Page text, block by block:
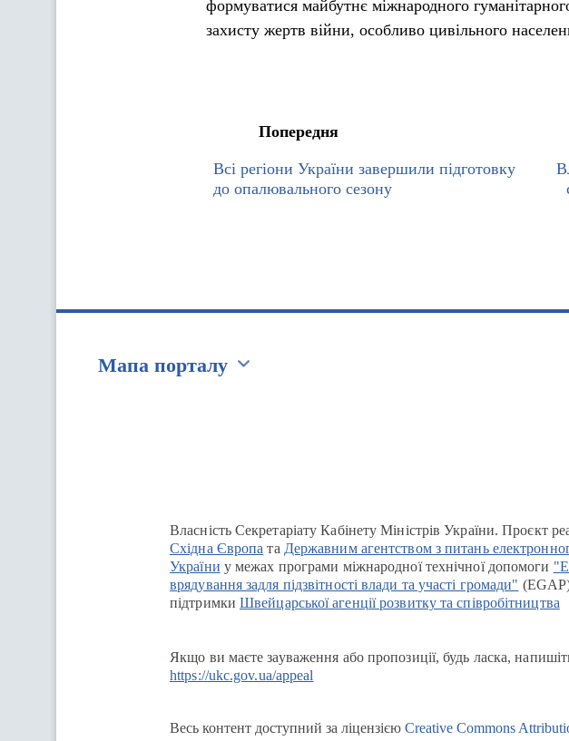
формуватися майбутнє міжнародного
захисту жертв війни, особливо цивільного
Попередня
Всі регіони України завершили підготовку
до опалювального сезону
Мапа порталу
Власність Секретаріату Кабінету Міністрів України. Проєкт
Східна Європа та Державним агентством з питань
України у межах програми міжнародної технічної допомоги
врядування задля підзвітності влади та участі громади"
підтримки Швейцарської агенції розвитку та співробітництва
Якщо ви маєте зауваження або пропозиції, будь ласка,
https://ukc.gov.ua/appeal
Весь контент доступний за ліцензією Creative Commons